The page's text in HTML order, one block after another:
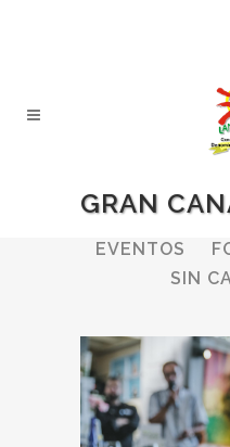
GRAN
ALL
EVENTOS
SIN